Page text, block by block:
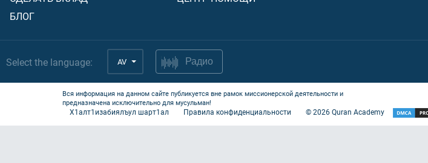
БЛОГ
Select the language: AV Радио
Вся информация на данном сайте публикуется вне рамок миссионерской деятельности и
предназначена исключительно для мусульман!
Х1алт1изабиялъул шарт1ал Правила конфиденциальности ©2026Quran Academy